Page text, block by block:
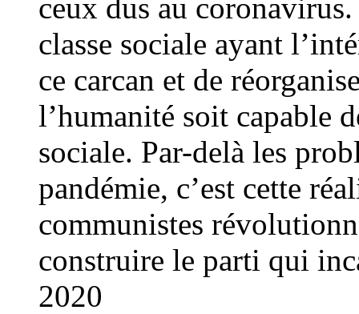
ceux dus au
classe sociale ayant
ce carcan et de
l’humanité soit capable
sociale. Par-delà les
pandémie, c’est cette
communistes
construire le parti qui
2020